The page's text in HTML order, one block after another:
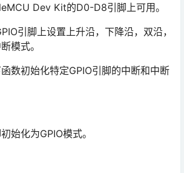
Dev Kit的D0-D8引脚上可用。
引脚上设置上升沿，下降沿，双沿，
模式。
数初始化特定GPIO引脚的中断和中断
始化为GPIO模式。